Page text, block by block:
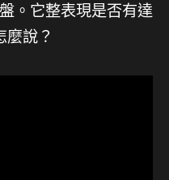
。它整表現是否有達
麼說？